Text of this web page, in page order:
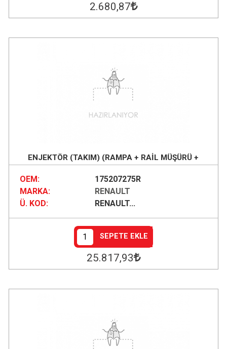
2.680,87
ENJEKTÖR (TAKIM) (RAMPA + RAİL MÜŞÜRÜ +
OEM:
175207275R
MARKA:
RENAULT
Ü. KOD:
RENAULT...
SEPETE EKLE
25.817,93